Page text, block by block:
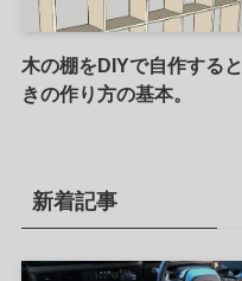
木の棚をDIYで自作すると
きの作り方の基本。
新着記事